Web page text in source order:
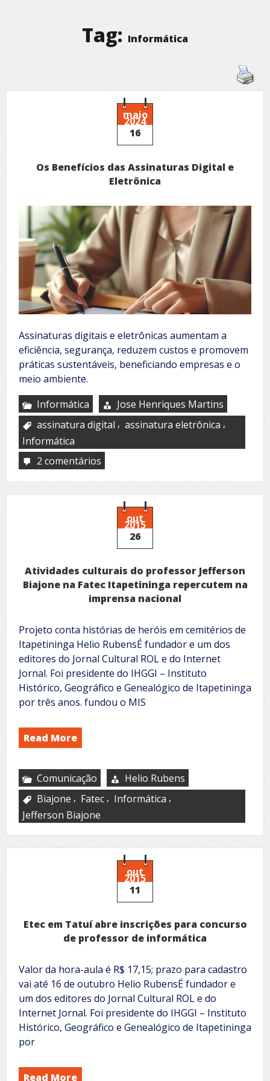
Tag: Informática
maio
2024
16
Os Benefícios das Assinaturas Digital e
Eletrônica
Assinaturas digitais e eletrônicas aumentam a
eficiência, segurança, reduzem custos e promovem
práticas sustentáveis, beneficiando empresas e o
meio ambiente.
Informática
Jose Henriques Martins
assinatura digital , assinatura eletrônica ,
Informática
2 comentários
Benefícios
das
Assinaturas
Digital
Eletrônica
out
2015
26
Atividades culturais do professor Jefferson
Biajone na Fatec Itapetininga repercutem na
imprensa nacional
Projeto conta histórias de heróis em cemitérios de
Itapetininga Helio RubensÉ fundador e um dos
editores do Jornal Cultural ROL e do Internet
Jornal. Foi presidente do IHGGI – Instituto
Histórico, Geográfico e Genealógico de Itapetininga
por três anos. fundou o MIS
Read More
Comunicação
Helio Rubens
Biajone , Fatec , Informática ,
Jefferson Biajone
out
2015
11
Etec em Tatuí abre inscrições para concurso
de professor de informática
Valor da hora-aula é R$ 17,15; prazo para cadastro
vai até 16 de outubro Helio RubensÉ fundador e
um dos editores do Jornal Cultural ROL e do
Internet Jornal. Foi presidente do IHGGI – Instituto
Histórico, Geográfico e Genealógico de Itapetininga
por
Read More